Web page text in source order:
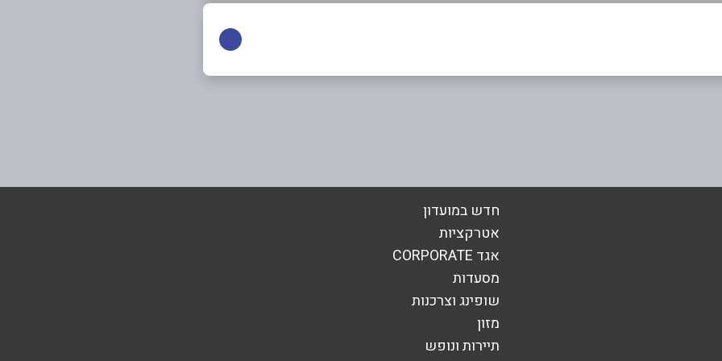
חדש במועדון
אטרקציות
אגד CORPORATE
מסעדות
שופינג וצרכנות
מזון
תיירות ונופש